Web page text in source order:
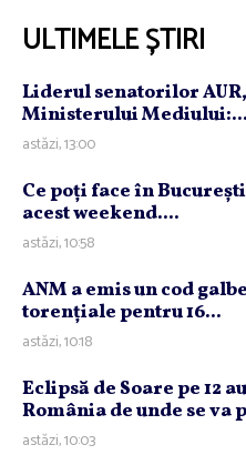
ULTIMELE ȘTIRI
Liderul senatorilor
Ministerului Mediului:...
astăzi, 13:00
Ce poţi face în
acest weekend....
astăzi, 10:58
ANM a emis un cod
torenţiale pentru 16...
astăzi, 10:18
Eclipsă de Soare pe 12
România de unde se va
astăzi, 10:03